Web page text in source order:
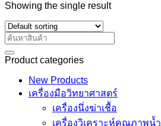
Showing the single result
Search
for:
Product categories
New Products
เครื่องมือวิทยาศาสตร์
เครื่องนึ่งฆ่าเชื้อ
เครื่องวิเคราะห์คุณภาพน้ำ